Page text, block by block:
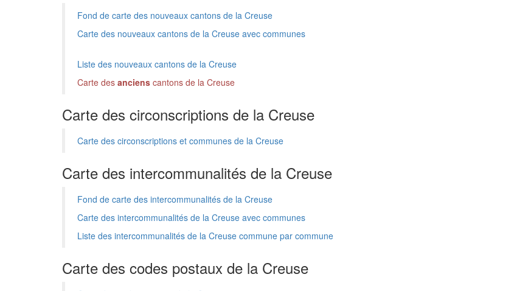
Fond de carte des nouveaux cantons de la Creuse
Carte des nouveaux cantons de la Creuse avec communes
Liste des nouveaux cantons de la Creuse
Carte des anciens cantons de la Creuse
Carte des circonscriptions de la Creuse
Carte des circonscriptions et communes de la Creuse
Carte des intercommunalités de la Creuse
Fond de carte des intercommunalités de la Creuse
Carte des intercommunalités de la Creuse avec communes
Liste des intercommunalités de la Creuse commune par commune
Carte des codes postaux de la Creuse